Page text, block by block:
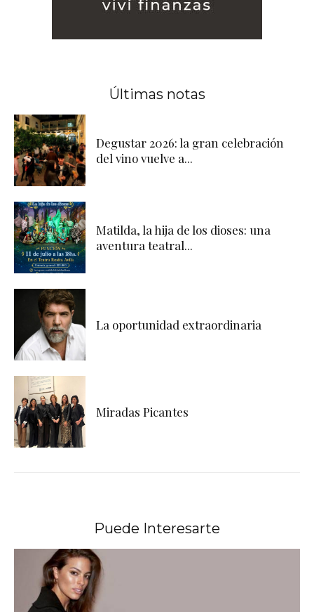
Últimas notas
Degustar 2026: la gran celebración
del vino vuelve a...
Matilda, la hija de los dioses: una
aventura teatral...
La oportunidad extraordinaria
Miradas Picantes
Puede Interesarte